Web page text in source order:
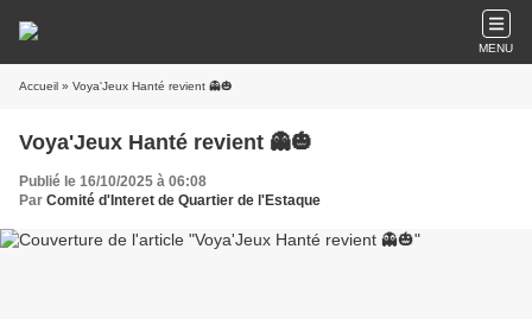
MENU
Accueil » Voya'Jeux Hanté revient 👻🎃
Voya'Jeux Hanté revient 👻🎃
Publié le 16/10/2025 à 06:08
Par Comité d'Interet de Quartier de l'Estaque